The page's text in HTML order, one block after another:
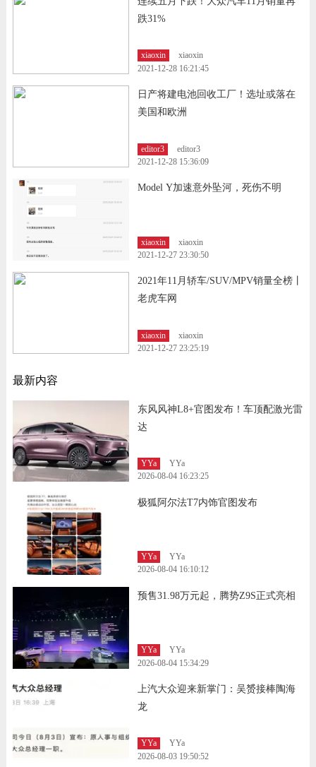
跌31%
xiaoxin
xiaoxin
2021-12-28 16:21:45
日产将建电池回收工厂！选址或落在
美国和欧洲
editor3
editor3
2021-12-28 15:36:09
Model Y加速意外坠河，死伤不明
xiaoxin
xiaoxin
2021-12-27 23:30:50
2021年11月轿车/SUV/MPV销量全榜丨
老虎车网
xiaoxin
xiaoxin
2021-12-27 23:25:19
最新内容
东风风神L8+官图发布！车顶配激光雷
达
YYa
YYa
2026-08-04 16:23:25
极狐阿尔法T7内饰官图发布
YYa
YYa
2026-08-04 16:10:12
预售31.98万元起，腾势Z9S正式亮相
YYa
YYa
2026-08-04 15:34:29
上汽大众迎来新掌门：吴赟接棒陶海
龙
YYa
YYa
2026-08-03 19:50:52